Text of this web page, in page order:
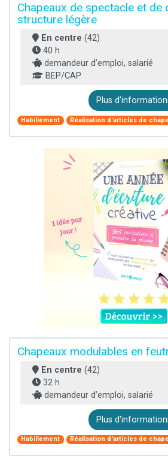
Chapeaux de spectacle et de
structure légère
En centre (42)
40 h
demandeur d’emploi, salarié
BEP/CAP
Plus
Habillement Réalisation d'articles de
Chapeaux modulables en
En centre (42)
32 h
demandeur d’emploi, salarié
Plus
Habillement Réalisation d'articles de